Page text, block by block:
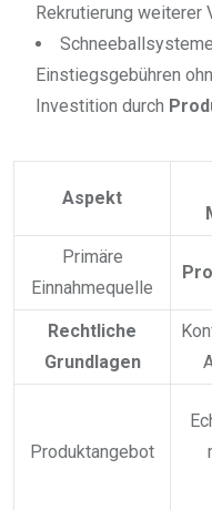
Rekrutierung weiterer
Einstiegsgebühren
Investition durch
Aspekt
Primäre
Einnahmequelle
Rechtliche
Grundlagen
Produktangebot